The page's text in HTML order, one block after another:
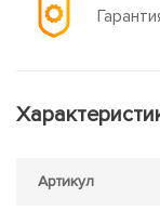
Артикул